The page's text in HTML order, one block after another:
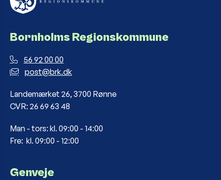
Bornholms Regionskommune
56 92 00 00
post@brk.dk
Landemærket 26, 3700 Rønne
CVR: 26 69 63 48
Man - tors: kl. 09:00 - 14:00
Fre: kl. 09:00 - 12:00
Genveje